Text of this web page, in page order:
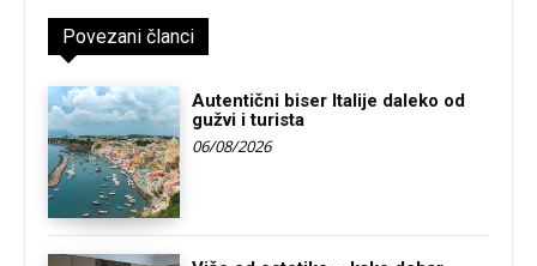
Povezani članci
Autentični biser Italije daleko od
gužvi i turista
06/08/2026